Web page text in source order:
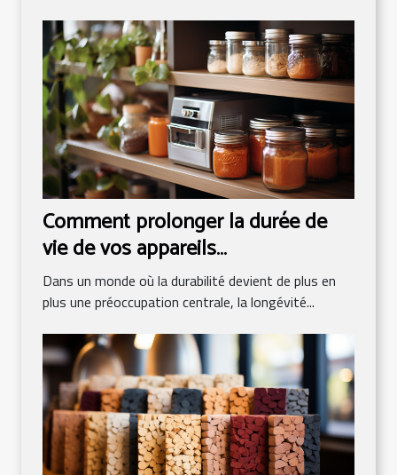
Comment prolonger la durée de
vie de vos appareils
électroménagers
Dans un monde où la durabilité devient de plus en
plus une préoccupation centrale, la longévité...